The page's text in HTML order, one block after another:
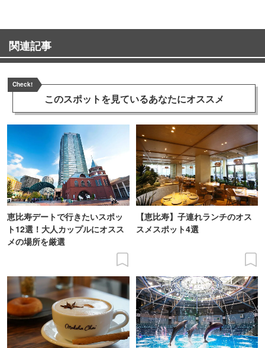
関連記事
Check!
このスポットを見ているあなたにオススメ
恵比寿デートで行きたいスポッ
ト12選！大人カップルにオスス
メの場所を厳選
【恵比寿】子連れランチのオス
スメスポット4選